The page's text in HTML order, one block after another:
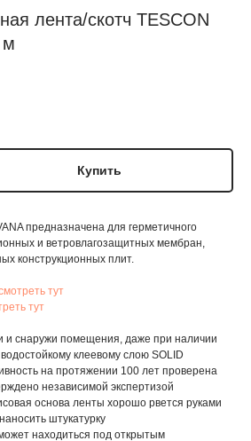
лента/скотч TESCON
м
Купить
предназначена для герметичного
и ветровлагозащитных мембран,
конструкционных плит.
тут
тут
и снаружи помещения, даже при наличии
клеевому слою SOLID
на протяжении 100 лет проверена
независимой экспертизой
основа ленты хорошо рвется руками
штукатурку
находиться под открытым